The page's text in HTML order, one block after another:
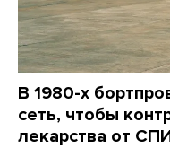
В 1980-х
сеть, чтобы
лекарства от